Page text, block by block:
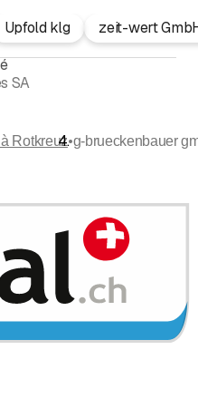
Upfold klg
zeit-wert
SA
Rotkreuz•g-brueckenbauer